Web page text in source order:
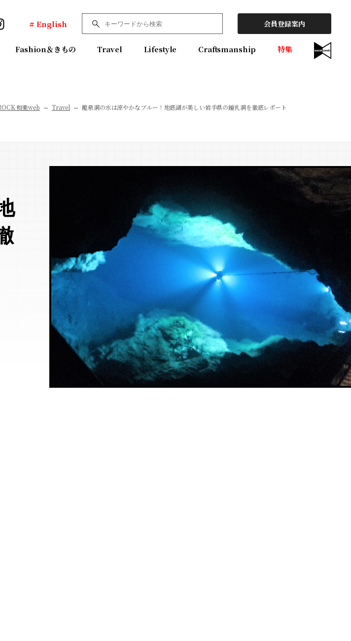
# English 会員登録案内
Fashion＆きもの Travel Lifestyle Craftsmanship 特集
和樂web Travel 龍泉洞の水は涼やかなブルー！地底湖が美しい岩手県の鍾乳洞を徹底レポート